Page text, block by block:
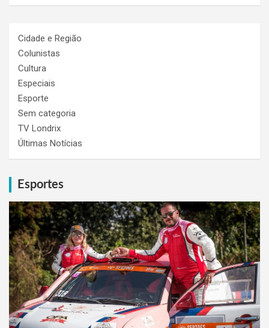
Cidade e Região
Colunistas
Cultura
Especiais
Esporte
Sem categoria
TV Londrix
Últimas Notícias
Esportes